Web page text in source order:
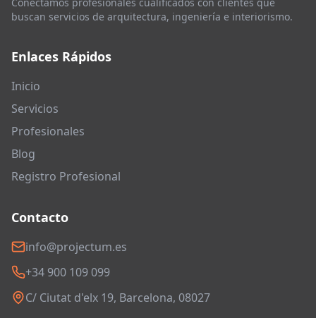
buscan servicios de arquitectura, ingeniería e interiorismo.
Enlaces Rápidos
Inicio
Servicios
Profesionales
Blog
Registro Profesional
Contacto
info@projectum.es
+34 900 109 099
C/ Ciutat d'elx 19, Barcelona, 08027